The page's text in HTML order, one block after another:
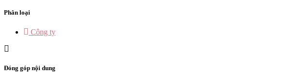
Phân loại
Công ty
Đóng góp nội dung